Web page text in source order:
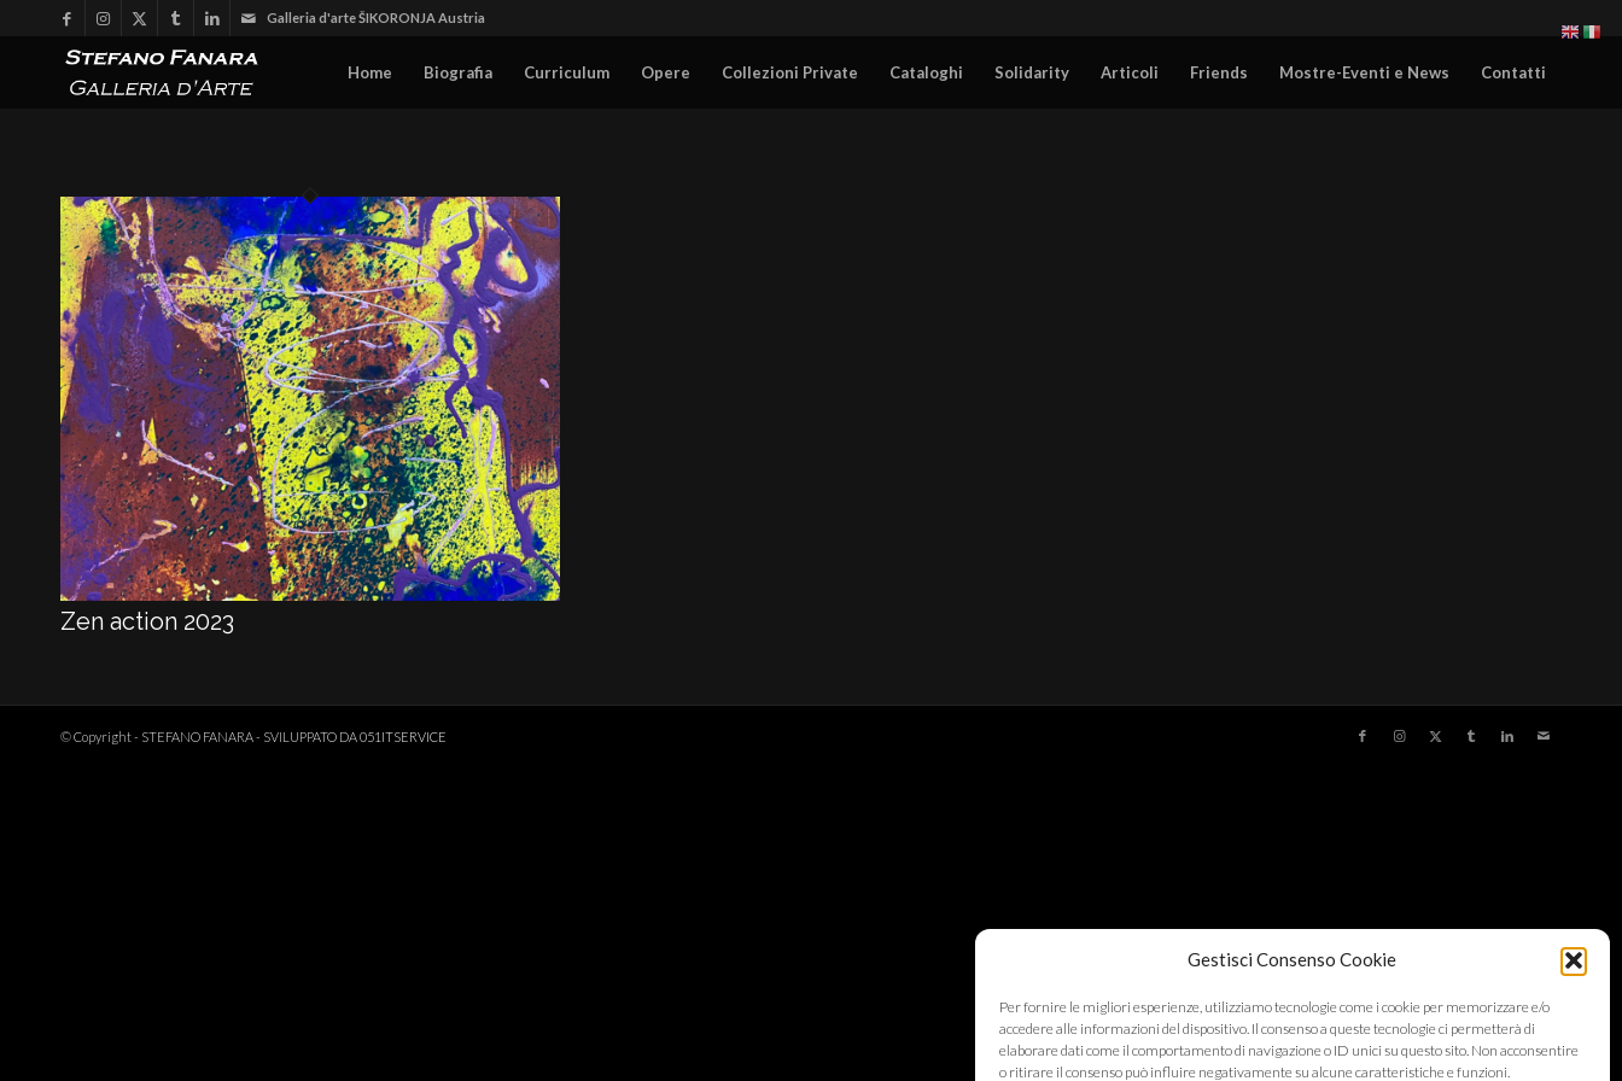
Gestisci Consenso Cookie
Per fornire le migliori esperienze, utilizziamo tecnologie come i cookie per memorizzare e/o
accedere alle informazioni del dispositivo. Il consenso a queste tecnologie ci permetterà di
elaborare dati come il comportamento di navigazione o ID unici su questo sito. Non acconsentire
o ritirare il consenso può influire negativamente su alcune caratteristiche e funzioni.
Galleria d'arte ŠIKORONJA Austria
Home Biografia Curriculum Opere Collezioni Private Cataloghi Solidarity Articoli Friends Mostre-Eventi e News Contatti
Zen action 2023
© Copyright - STEFANO FANARA - SVILUPPATO DA051ITSERVICE